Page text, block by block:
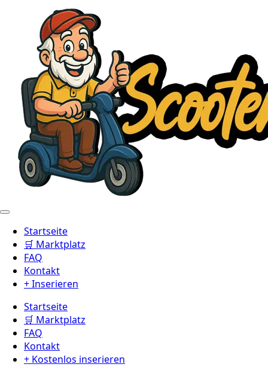
Startseite
🛒 Marktplatz
FAQ
Kontakt
+ Inserieren
Startseite
🛒 Marktplatz
FAQ
Kontakt
+ Kostenlos inserieren